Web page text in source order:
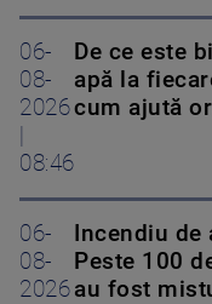
06-
08-
2026
08:46
De ce este
apă la
cum ajută
06-
08-
2026
Incendiu
Peste 100
au fost